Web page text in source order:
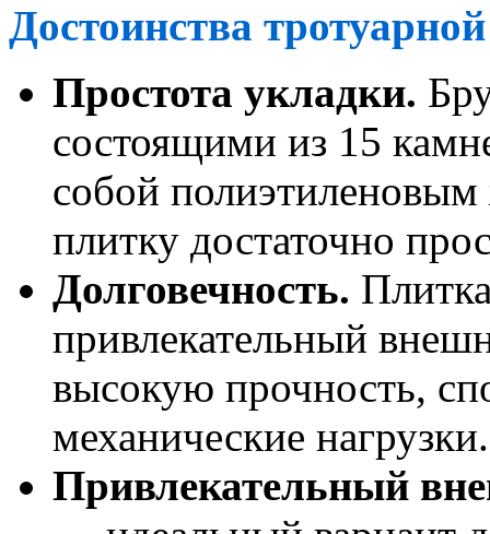
Достоинства
Простота укладки.
состоящими из 15
собой
плитку достаточно
Долговечность.
привлекательный
высокую прочность,
механические нагрузки.
Привлекательный